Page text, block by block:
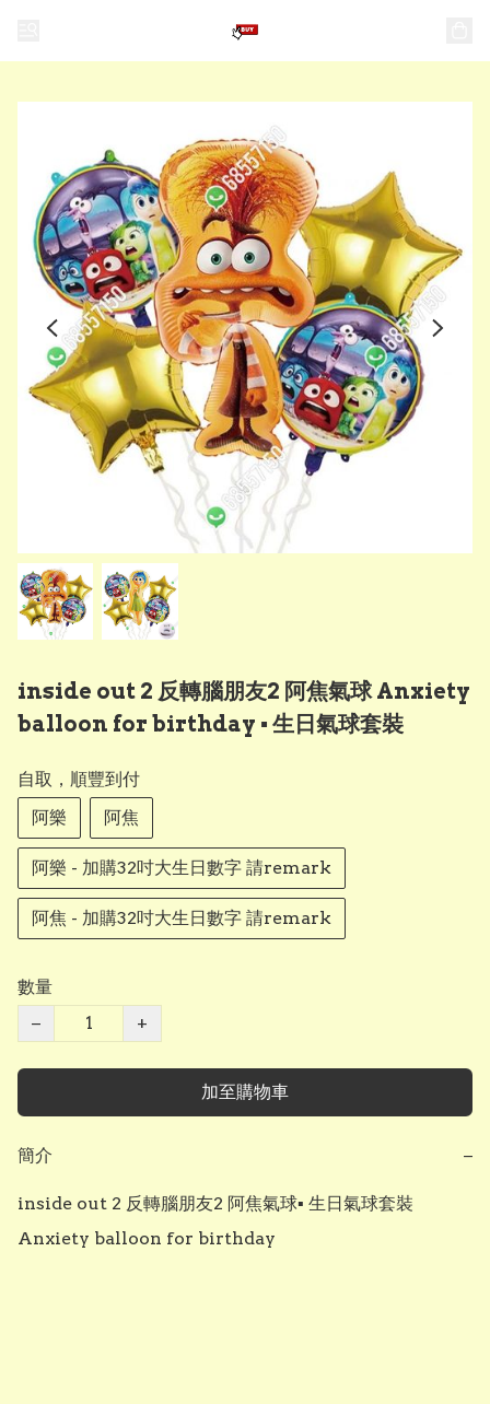
inside out 2 反轉腦朋友2 阿焦氣球 Anxiety
balloon for birthday ▪︎ 生日氣球套裝
自取，順豐到付
阿樂
阿焦
阿樂 - 加購32吋大生日數字 請remark
阿焦 - 加購32吋大生日數字 請remark
數量
−
+
加至購物車
簡介 −
inside out 2 反轉腦朋友2 阿焦氣球▪︎ 生日氣球套裝
Anxiety balloon for birthday